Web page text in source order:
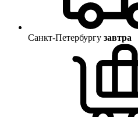
Санкт-Петербургу завтра